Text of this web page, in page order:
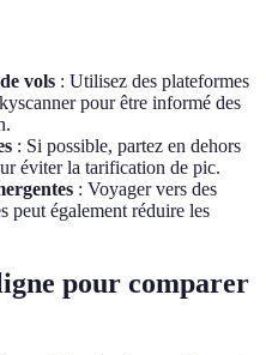
vols : Utilisez des plateformes
pour être informé des
: Si possible, partez en dehors
éviter la tarification de pic.
: Voyager vers des
peut également réduire les
pour comparer